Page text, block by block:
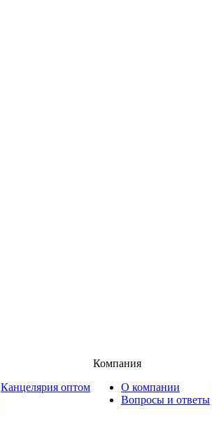
Канцелярия оптом
Компания
О компании
Вопросы и ответы